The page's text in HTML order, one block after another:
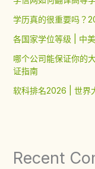
学历真的很重要吗？
各国家学位等级 | 中
哪个公司能保证你的
证指南
软科排名2026 | 世界
Recent